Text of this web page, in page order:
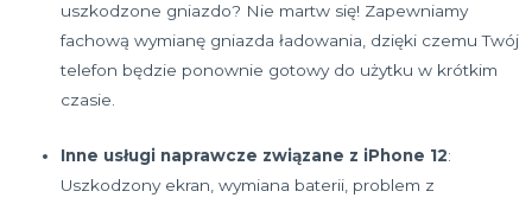
uszkodzone gniazdo? Nie martw się! Zapewniamy
fachową wymianę gniazda ładowania, dzięki czemu Twój
telefon będzie ponownie gotowy do użytku w krótkim
czasie.
Inne usługi naprawcze związane z iPhone 12:
Uszkodzony ekran, wymiana baterii, problem z